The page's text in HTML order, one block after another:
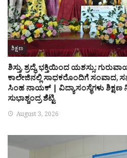
ಶಿಕ್ಷಣ
ಶಿಸ್ತು, ಶ್ರದ್ಧೆ, ಭಕ್ತಿಯಿಂದ ಯಶಸ್ಸು:
ಕಾಲೇಜಿನಲ್ಲಿ ಸಾಧಕರೊಂದಿಗೆ ಸಂವಾದ,
ಸಿಂಹ ನಾಯಕ್ | ವಿದ್ಯಾಸಂಸ್ಥೆಗಳು ಶಿಕ್ಷಣ
ಸುಭಾಶ್ಚಂದ್ರ ಶೆಟ್ಟಿ
August 3, 2026